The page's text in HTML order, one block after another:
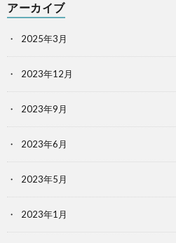
アーカイブ
2025年3月
2023年12月
2023年9月
2023年6月
2023年5月
2023年1月